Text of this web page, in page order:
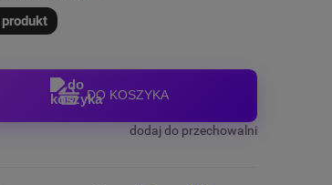
DO KOSZYKA
dodaj do przechowalni